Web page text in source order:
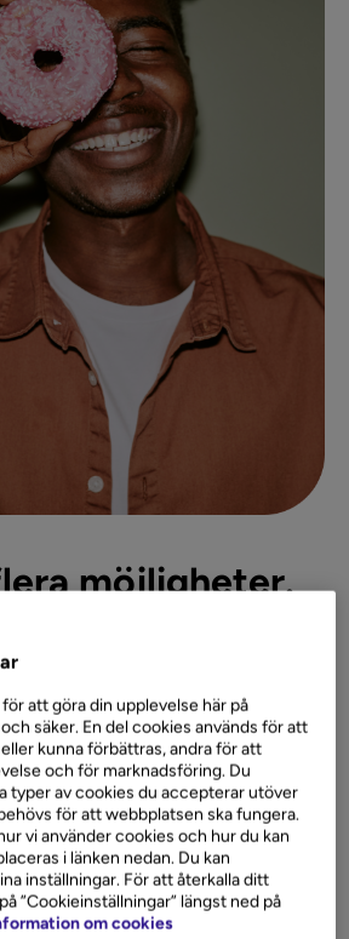
möjligheter.
är Collector Purple ett av de billigaste
sänk dina kostnader
skulder och samla allt på
ränta, lägre månadskostnad och
att göra din upplevelse här på
säker. En del cookies används för att
kunna förbättras, andra för att
och för marknadsföring. Du
typer av cookies du accepterar utöver
för att webbplatsen ska fungera.
vi använder cookies och hur du kan
i länken nedan. Du kan
inställningar. För att återkalla ditt
”Cookieinställningar” längst ned på
om cookies